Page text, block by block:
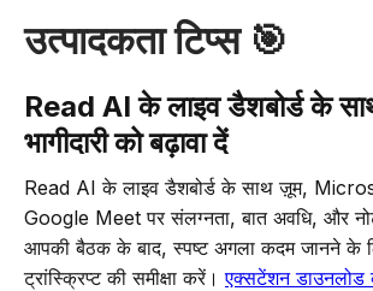
उत्पादकता टिप्स 🎯
Read AI के लाइव डैशबोर्ड के
भागीदारी को बढ़ावा दें
Read AI के लाइव डैशबोर्ड के साथ ज़ूम,
Google Meet पर संलग्नता, बात अवधि, और
आपकी बैठक के बाद, स्पष्ट अगला कदम जानने के
ट्रांस्क्रिप्ट की समीक्षा करें।एक्सटेंशन डाउनलोड